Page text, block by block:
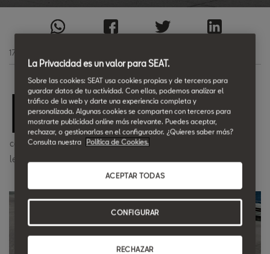
17.09.2024.
P ara celebrar el 40 aniversario del SEAT Ibiza, el
modelo de edición limitada ofrece un equipamiento
exclusivo, colores exclusivos y elementos de diseño
con un toque de vanguardia que rinden homenaje a su valioso
legado.
La Privacidad es un valor para SEAT.
Sobre las cookies: SEAT usa cookies propias y de terceros para
guardar datos de tu actividad. Con ellas, podemos analizar el
tráfico de la web y darte una experiencia completa y
personalizada. Algunas cookies se comparten con terceros para
mostrarte publicidad online más relevante. Puedes aceptar,
rechazar, o gestionarlas en el configurador. ¿Quieres saber más?
Consulta nuestra
Política de Cookies.
RECHAZAR
ACEPTAR TODAS
CONFIGURAR